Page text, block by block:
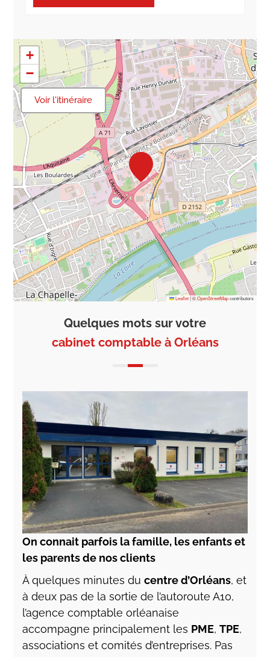
Voir l'itinéraire
+
−
Leaflet |©OpenStreetMapcontributors
Quelques mots sur votre
cabinet comptable à Orléans
On connait parfois la famille, les enfants et
les parents de nos clients
À quelques minutes ducentre d’Orléans, et
à deux pas de la sortie de l’autoroute A10,
l’agence comptable orléanaise
accompagne principalement les PME,TPE,
associations et comités d’entreprises. Pas